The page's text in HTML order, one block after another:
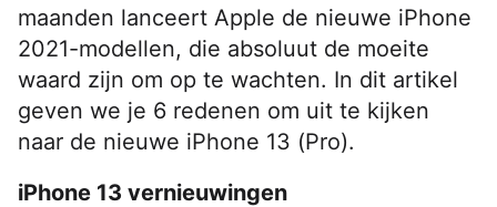
maanden lanceert Apple de nieuwe iPhone
2021-modellen, die absoluut de moeite
waard zijn om op te wachten. In dit artikel
geven we je 6 redenen om uit te kijken
naar de nieuwe iPhone 13 (Pro).
iPhone 13 vernieuwingen